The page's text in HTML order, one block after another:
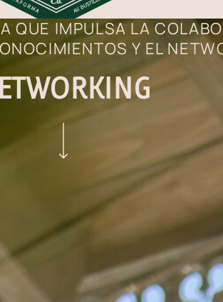
QUE IMPULSA LA
Y EL